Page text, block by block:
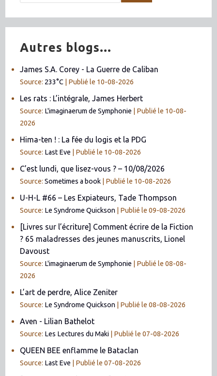
Autres blogs...
James S.A. Corey - La Guerre de Caliban
Source: 233°C Publié le 10-08-2026
Les rats : L’intégrale, James Herbert
Source: L'imaginaerum de Symphonie
Publié le 10-08-
2026
Hima-ten ! : La fée du logis et la PDG
Source: Last Eve Publié le 10-08-2026
C’est lundi, que lisez-vous ? – 10/08/2026
Source:Sometimes a book Publié le 10-08-2026
U-H-L #66 – Les Expiateurs, Tade Thompson
Source: Le Syndrome Quickson Publié le 09-08-2026
[Livres sur l’écriture] Comment écrire de la Fiction
? 65 maladresses des jeunes manuscrits, Lionel
Davoust
Source: L'imaginaerum de Symphonie
Publié le 08-08-
2026
L’art de perdre, Alice Zeniter
Source: Le Syndrome Quickson Publié le 08-08-2026
Aven - Lilian Bathelot
Source: Les Lectures du Maki Publié le 07-08-2026
QUEEN BEE enflamme le Bataclan
Source: Last Eve Publié le 07-08-2026